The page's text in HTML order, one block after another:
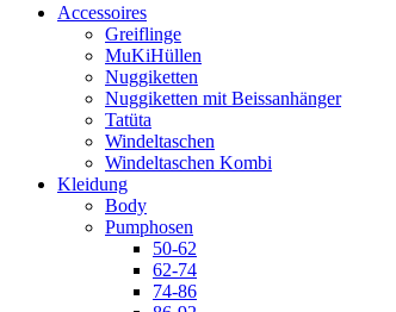
Accessoires
Greiflinge
MuKiHüllen
Nuggiketten
Nuggiketten mit Beissanhänger
Tatüta
Windeltaschen
Windeltaschen Kombi
Kleidung
Body
Pumphosen
50-62
62-74
74-86